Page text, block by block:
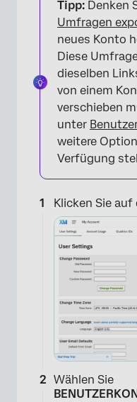
Tipp: Denken
Umfragen
neues Konto
Diese
dieselben
von einem
verschieben
unter
weitere
Verfügung
Klicken Sie
Wählen Sie